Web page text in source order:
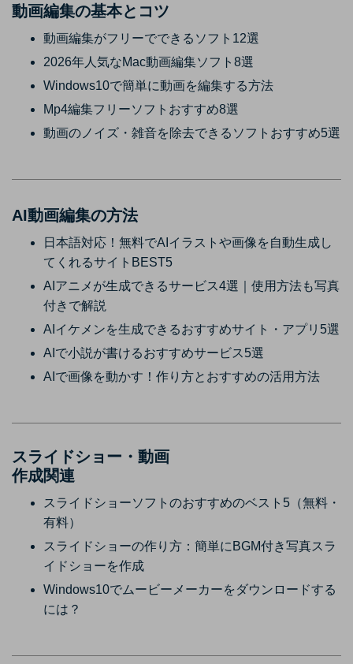
動画編集の基本とコツ
動画編集がフリーでできるソフト12選
2026年人気なMac動画編集ソフト8選
Windows10で簡単に動画を編集する方法
Mp4編集フリーソフトおすすめ8選
動画のノイズ・雑音を除去できるソフトおすすめ5選
AI動画編集の方法
日本語対応！無料でAIイラストや画像を自動生成し
てくれるサイトBEST5
AIアニメが生成できるサービス4選｜使用方法も写真
付きで解説
AIイケメンを生成できるおすすめサイト・アプリ5選
AIで小説が書けるおすすめサービス5選
AIで画像を動かす！作り方とおすすめの活用方法
スライドショー・動画
作成関連
スライドショーソフトのおすすめのベスト5（無料・
有料）
スライドショーの作り方：簡単にBGM付き写真スラ
イドショーを作成
Windows10でムービーメーカーをダウンロードする
には？